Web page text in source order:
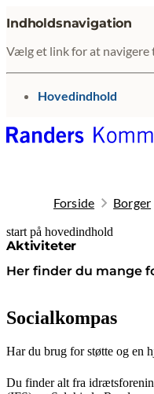
Indholdsnavigation
Vælg et link for at navigere
gå til
Hovedindhold
Forside Borger
start på hovedindhold
Aktiviteter
Her finder du mange
senest opdateret 21. april 2026
Socialkompas
Har du brug for støtte og en
Du finder alt fra